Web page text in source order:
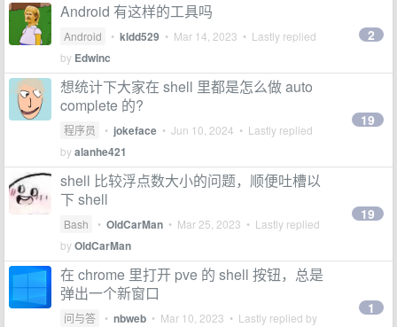
Android 有这样的工具吗
Android • kldd529 • Mar 14, 2023 • Lastly replied
by Edwinc
2
想统计下大家在 shell 里都是怎么做 auto
complete 的?
程序员 • jokeface • Jun 10, 2024 • Lastly replied
byalanhe421
19
shell 比较浮点数大小的问题，顺便吐槽以
下 shell
Bash • OldCarMan • Mar 25, 2023 • Lastly replied
byOldCarMan
19
在 chrome 里打开 pve 的 shell 按钮，总是
弹出一个新窗口
问与答 • nbweb • Mar 10, 2023 • Lastly replied by
1